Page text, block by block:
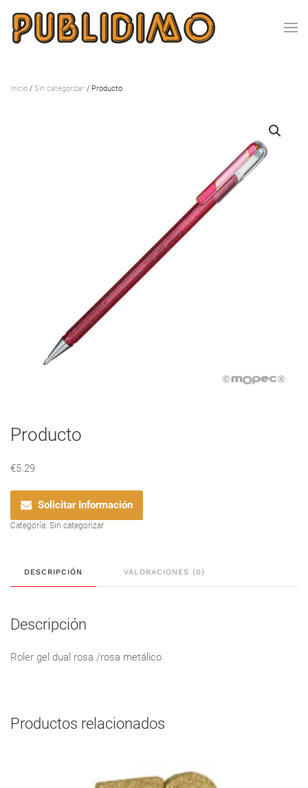
Inicio / Sin categorizar / Producto
Producto
€5.29
Solicitar Información
Categoría: Sin categorizar
DESCRIPCIÓN VALORACIONES (0)
Descripción
Roler gel dual rosa /rosa metálico
Productos relacionados